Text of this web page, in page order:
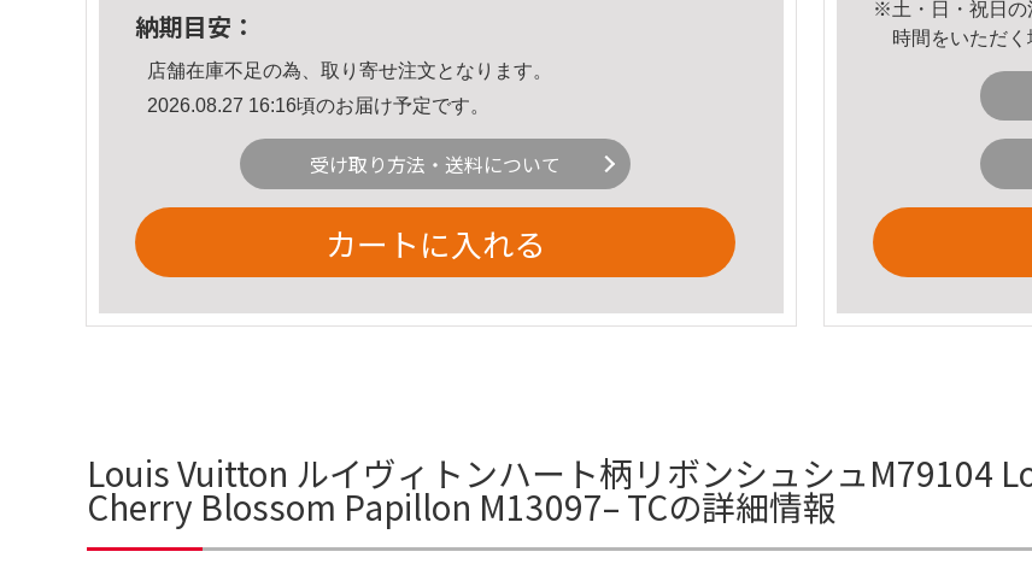
納期目安：
店舗在庫不足の為、取り寄せ注文となります。
2026.08.27 16:16頃のお届け予定です。
受け取り方法・送料について
カートに入れる
※土・日・祝日の
時間をいただく
Louis Vuitton ルイヴィトンハート柄リボンシュシュM79104
Cherry Blossom Papillon M13097– TCの詳細情報